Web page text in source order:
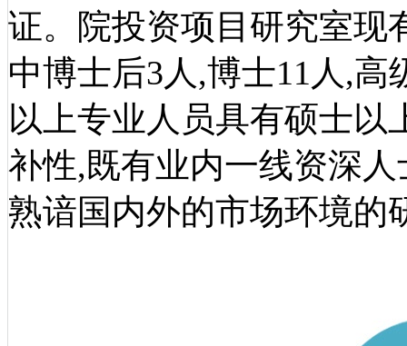
证。院投资项目研究室现
中博士后3人,博士11人,高
以上专业人员具有硕士以
补性,既有业内一线资深
熟谙国内外的市场环境的